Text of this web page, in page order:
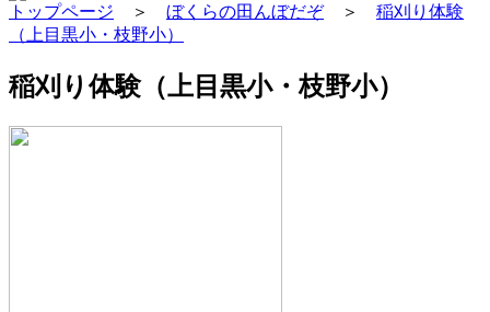
トップページ ＞ ぼくらの田んぼだぞ＞ 稲刈り体験
（上目黒小・枝野小）
稲刈り体験（上目黒小・枝野小）